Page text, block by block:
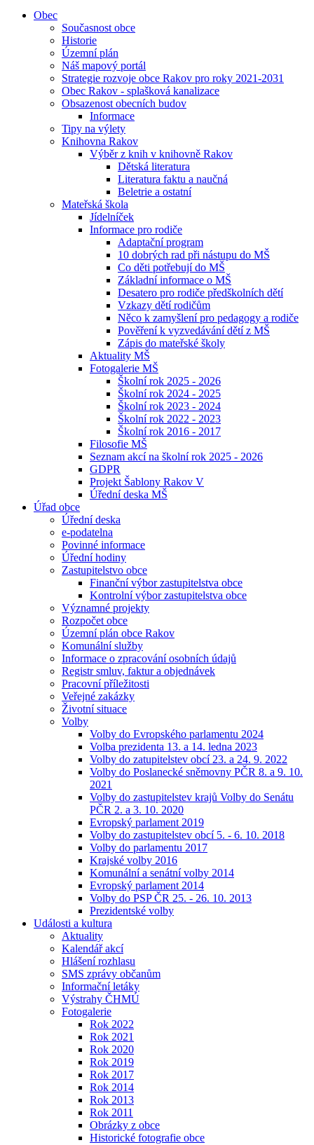
Obec
Současnost obce
Historie
Územní plán
Náš mapový portál
Strategie rozvoje obce Rakov pro roky 2021-2031
Obec Rakov - splašková kanalizace
Obsazenost obecních budov
Informace
Tipy na výlety
Knihovna Rakov
Výběr z knih v knihovně Rakov
Dětská literatura
Literatura faktu a naučná
Beletrie a ostatní
Mateřská škola
Jídelníček
Informace pro rodiče
Adaptační program
10 dobrých rad při nástupu do MŠ
Co děti potřebují do MŠ
Základní informace o MŠ
Desatero pro rodiče předškolních dětí
Vzkazy dětí rodičům
Něco k zamyšlení pro pedagogy a rodiče
Pověření k vyzvedávání dětí z MŠ
Zápis do mateřské školy
Aktuality MŠ
Fotogalerie MŠ
Školní rok 2025 - 2026
Školní rok 2024 - 2025
Školní rok 2023 - 2024
Školní rok 2022 - 2023
Školní rok 2016 - 2017
Filosofie MŠ
Seznam akcí na školní rok 2025 - 2026
GDPR
Projekt Šablony Rakov V
Úřední deska MŠ
Úřad obce
Úřední deska
e-podatelna
Povinné informace
Úřední hodiny
Zastupitelstvo obce
Finanční výbor zastupitelstva obce
Kontrolní výbor zastupitelstva obce
Významné projekty
Rozpočet obce
Územní plán obce Rakov
Komunální služby
Informace o zpracování osobních údajů
Registr smluv, faktur a objednávek
Pracovní příležitosti
Veřejné zakázky
Životní situace
Volby
Volby do Evropského parlamentu 2024
Volba prezidenta 13. a 14. ledna 2023
Volby do zatupitelstev obcí 23. a 24. 9. 2022
Volby do Poslanecké sněmovny PČR 8. a 9. 10.
2021
Volby do zastupitelstev krajů Volby do Senátu
PČR 2. a 3. 10. 2020
Evropský parlament 2019
Volby do zastupitelstev obcí 5. - 6. 10. 2018
Volby do parlamentu 2017
Krajské volby 2016
Komunální a senátní volby 2014
Evropský parlament 2014
Volby do PSP ČR 25. - 26. 10. 2013
Prezidentské volby
Události a kultura
Aktuality
Kalendář akcí
Hlášení rozhlasu
SMS zprávy občanům
Informační letáky
Výstrahy ČHMÚ
Fotogalerie
Rok 2022
Rok 2021
Rok 2020
Rok 2019
Rok 2017
Rok 2014
Rok 2013
Rok 2011
Obrázky z obce
Historické fotografie obce